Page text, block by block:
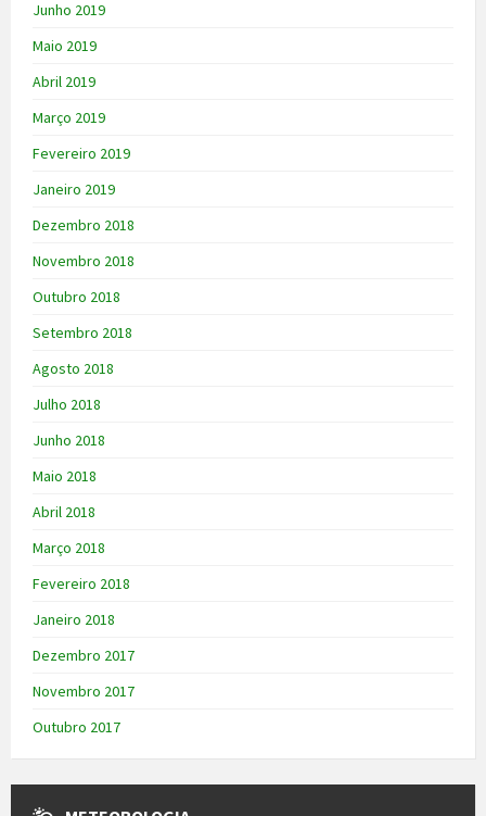
Junho 2019
Maio 2019
Abril 2019
Março 2019
Fevereiro 2019
Janeiro 2019
Dezembro 2018
Novembro 2018
Outubro 2018
Setembro 2018
Agosto 2018
Julho 2018
Junho 2018
Maio 2018
Abril 2018
Março 2018
Fevereiro 2018
Janeiro 2018
Dezembro 2017
Novembro 2017
Outubro 2017